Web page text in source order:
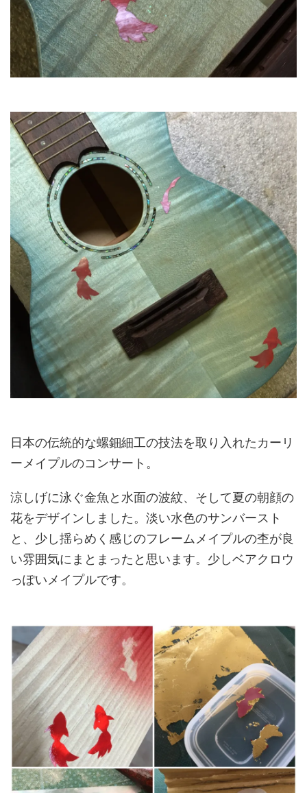
日本の伝統的な螺鈿細工の技法を取り入れたカーリ
ーメイプルのコンサート。
涼しげに泳ぐ金魚と水面の波紋、そして夏の朝顔の
花をデザインしました。淡い水色のサンバースト
と、少し揺らめく感じのフレームメイプルの杢が良
い雰囲気にまとまったと思います。少しベアクロウ
っぽいメイプルです。